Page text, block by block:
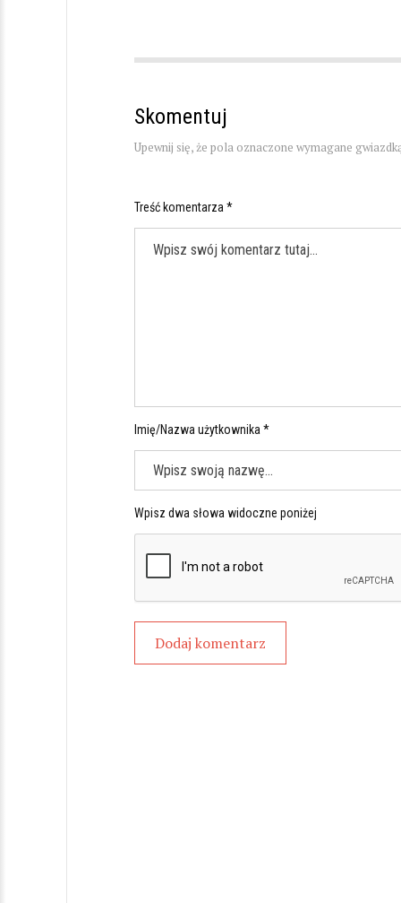
Skomentuj
Upewnij się, że pola oznaczone wymagane
Treść komentarza *
Imię/Nazwa użytkownika *
Wpisz dwa słowa widoczne poniżej